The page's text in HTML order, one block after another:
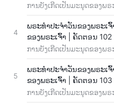
ການບັງເກີດເປັນມະນຸດຂອງພຣ
4
ພຣະທຳປະຈຳວັນຂອງພຣະເ
ຂອງພຣະເຈົ້າ | ຄັດຕອນ 102
ການບັງເກີດເປັນມະນຸດຂອງພຣ
5
ພຣະທຳປະຈຳວັນຂອງພຣະເ
ຂອງພຣະເຈົ້າ | ຄັດຕອນ 103
ການບັງເກີດເປັນມະນຸດຂອງພຣ